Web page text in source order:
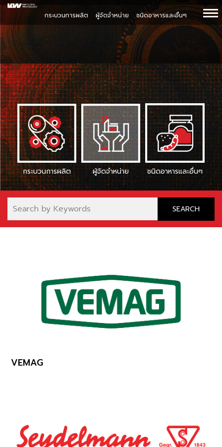
กระบวนการผลิต ผู้จัดจำหน่าย ชนิดอาหารและอื่นๆ
กระบวนการผลิต ผู้จัดจำหน่าย ชนิดอาหารและอื่นๆ
VEMAG